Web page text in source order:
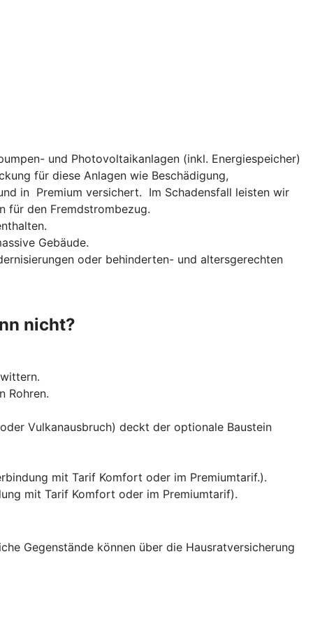
und Photovoltaikanlagen (inkl. Energiespeicher)
für diese Anlagen wie Beschädigung,
in Premium versichert. Im Schadensfall leisten wir
für den Fremdstrombezug.
Gebäude.
oder behinderten- und altersgerechten
nicht?
Rohren.
Vulkanausbruch) deckt der optionale Baustein
mit Tarif Komfort oder im Premiumtarif.).
mit Tarif Komfort oder im Premiumtarif).
Gegenstände können über die Hausratversicherung